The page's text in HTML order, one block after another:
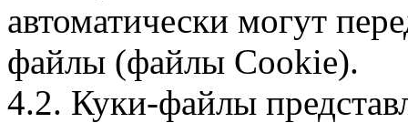
автоматически могут
файлы (файлы Cookie).
4.2. Куки-файлы